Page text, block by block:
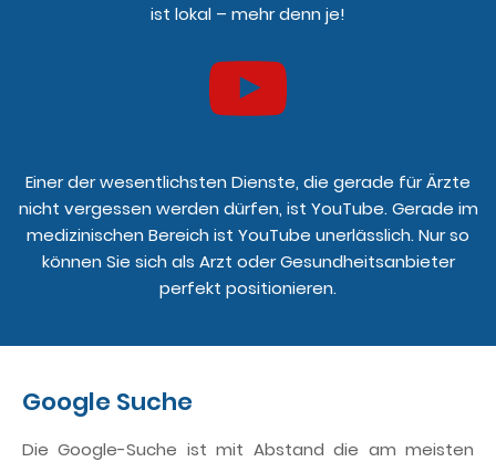
ist lokal – mehr denn je!
Einer der wesentlichsten Dienste, die gerade für Ärzte
nicht vergessen werden dürfen, ist YouTube. Gerade im
medizinischen Bereich ist YouTube unerlässlich. Nur so
können Sie sich als Arzt oder Gesundheitsanbieter
perfekt positionieren.
Google Suche
Die Google-Suche ist mit Abstand die am meisten